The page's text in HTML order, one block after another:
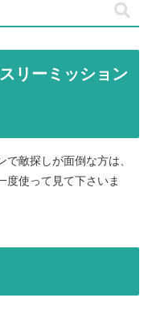
リーミッション
敵探しが面倒な方は、
度使って見て下さいま